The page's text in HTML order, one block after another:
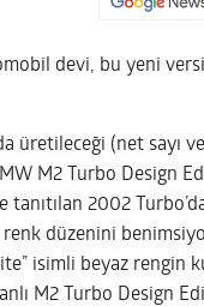
devi, bu yeni
üretileceği (net sayı
M2 Turbo Design
tanıtılan 2002
düzenini
isimli beyaz rengin
M2 Turbo Design